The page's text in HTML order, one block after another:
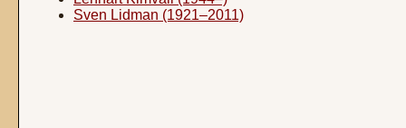
Sven Lidman (1921–2011)